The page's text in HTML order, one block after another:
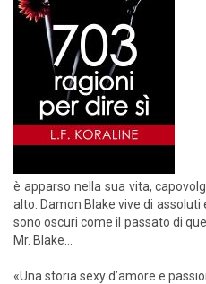
è apparso nella sua vita,
alto: Damon Blake vive di
sono oscuri come il passato di
Mr. Blake…
«Una storia sexy d’amore e